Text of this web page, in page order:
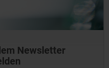
Newsletter